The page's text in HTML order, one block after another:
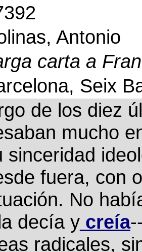
Antonio
carta a
Seix
de los diez
mucho
sinceridad
fuera, con
No
decía ycreía
radicales,